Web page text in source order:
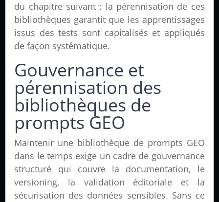
du chapitre suivant : la pérennisation de ces
bibliothèques garantit que les apprentissages
issus des tests sont capitalisés et appliqués
de façon systématique.
Gouvernance et
pérennisation des
bibliothèques de
prompts GEO
Maintenir une bibliothèque de prompts GEO
dans le temps exige un cadre de gouvernance
structuré qui couvre la documentation, le
versioning, la validation éditoriale et la
sécurisation des données sensibles. Sans ce